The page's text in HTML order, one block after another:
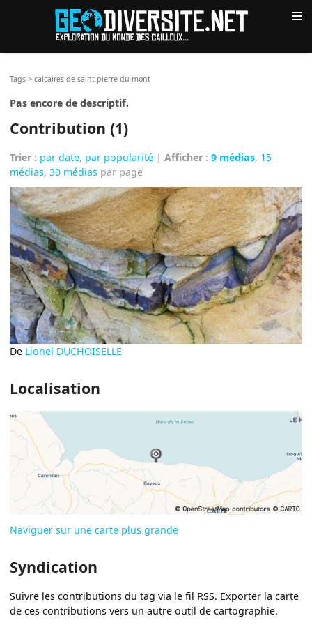
≡
Tags >calcaires de saint-pierre-du-mont
Pas encore de descriptif.
Contribution (1)
Trier : par date, par popularité |Afficher :9 médias, 15
médias,30 médias par page
De Lionel DUCHOISELLE
Localisation
Naviguer sur une carte plus grande
Syndication
Suivre les contributions du tag via le fil RSS. Exporter la carte
de ces contributions vers un autre outil de cartographie.